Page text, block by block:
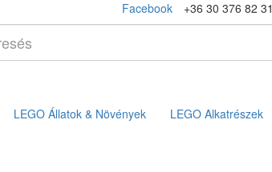
Facebook +36 30 376 82 31
LEGO Állatok & Növények LEGO Alkatrészek